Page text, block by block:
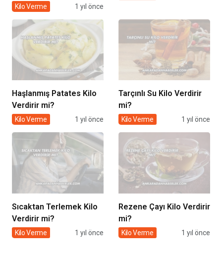
Kilo Verme 1 yıl önce
Haşlanmış Patates Kilo
Verdirir mi?
Kilo Verme 1 yıl önce
Tarçınlı Su Kilo Verdirir
mi?
Kilo Verme 1 yıl önce
Sıcaktan Terlemek Kilo
Verdirir mi?
Kilo Verme 1 yıl önce
Rezene Çayı Kilo Verdirir
mi?
Kilo Verme 1 yıl önce